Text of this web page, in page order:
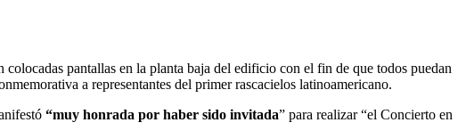
colocadas pantallas en la planta baja del edificio con el fin de que todos puedan
a representantes del primer rascacielos latinoamericano.
“muy honrada por haber sido invitada” para realizar “el Concierto en